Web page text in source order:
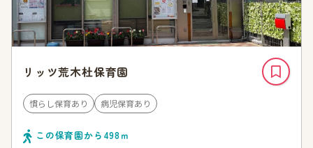
リッツ荒木杜保育園
慣らし保育あり 病児保育あり
この保育園から 498ｍ